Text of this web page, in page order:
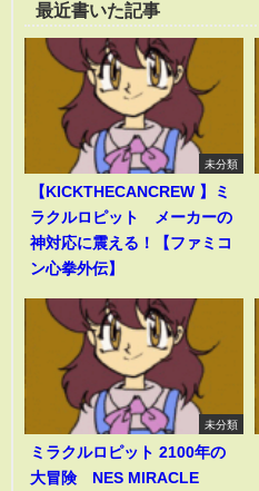
最近書いた記事
未分類
【KICKTHECANCREW 】ミ
ラクルロピット メーカーの
神対応に震える！【ファミコ
ン心拳外伝】
未分類
ミラクルロピット 2100年の
大冒険 NES MIRACLE